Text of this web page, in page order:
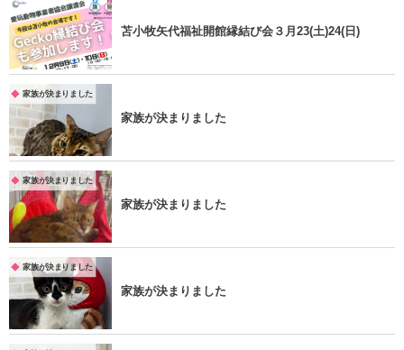
苫小牧矢代福祉開館縁結び会３月23(土)24(日)
家族が決まりました
家族が決まりました
家族が決まりました
家族が決まりました
家族が決まりました
家族が決まりました